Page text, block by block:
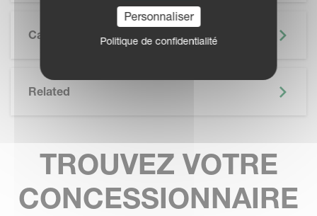
Caractéristiques Techniques
Related
TROUVEZ VOTRE
CONCESSIONNAIRE
Personnaliser
Politique de confidentialité